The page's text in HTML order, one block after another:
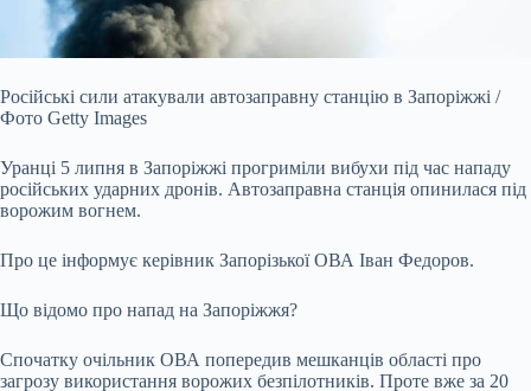
Російські сили атакували автозаправну станцію в Запоріжжі /
Фото Getty Images
Уранці 5 липня в Запоріжжі прогриміли вибухи під час нападу
російських ударних дронів. Автозаправна станція опинилася під
ворожим вогнем.
Про це інформує керівник Запорізької ОВА Іван Федоров.
Що відомо про напад на Запоріжжя?
Спочатку очільник ОВА попередив мешканців області про
загрозу використання ворожих безпілотників. Проте вже за 20